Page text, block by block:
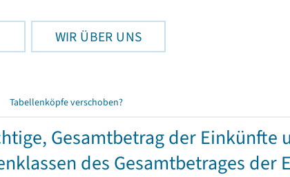
WIR ÜBER UNS
Tabellenköpfe verschoben?
Gesamtbetrag der Einkünfte
des Gesamtbetrages der